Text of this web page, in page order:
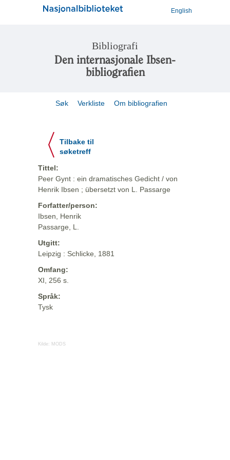
English
Bibliografi
Den internasjonale Ibsen-
bibliografien
Søk Verkliste Om bibliografien
Tilbake til
søketreff
Tittel:
Peer Gynt : ein dramatisches Gedicht / von
Henrik Ibsen ; übersetzt von L. Passarge
Forfatter/person:
Ibsen, Henrik
Passarge, L.
Utgitt:
Leipzig : Schlicke, 1881
Omfang:
XI, 256 s.
Språk:
Tysk
Kilde: MODS